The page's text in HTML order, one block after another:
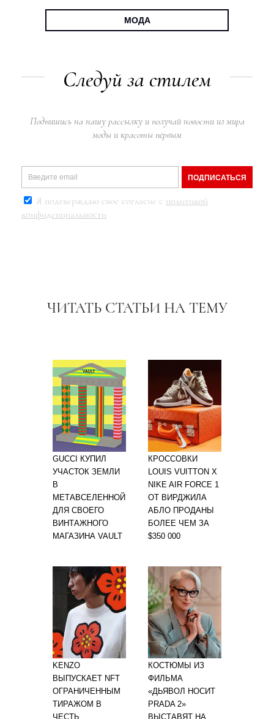
МОДА
Следуй за стилем
Подпишись на нашу рассылку и получай новости из мира
моды и красоты первым
ПОДПИСАТЬСЯ
Я подтверждаю свое согласие с политикой
конфиденциальности
ЧИТАТЬ СТАТЬИ НА ТЕМУ
GUCCI КУПИЛ
УЧАСТОК ЗЕМЛИ
В
МЕТАВСЕЛЕННОЙ
ДЛЯ СВОЕГО
ВИНТАЖНОГО
МАГАЗИНА VAULT
КРОССОВКИ
LOUIS VUITTON X
NIKE AIR FORCE 1
ОТ ВИРДЖИЛА
АБЛО ПРОДАНЫ
БОЛЕЕ ЧЕМ ЗА
$350 000
KENZO
ВЫПУСКАЕТ NFT
ОГРАНИЧЕННЫМ
ТИРАЖОМ В
ЧЕСТЬ
КОСТЮМЫ ИЗ
ФИЛЬМА
«ДЬЯВОЛ НОСИТ
PRADA 2»
ВЫСТАВЯТ НА